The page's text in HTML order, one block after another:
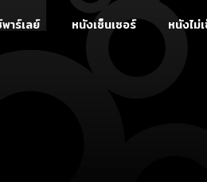
าร์เลย์ หนังเซ็นเซอร์ หนังไม่